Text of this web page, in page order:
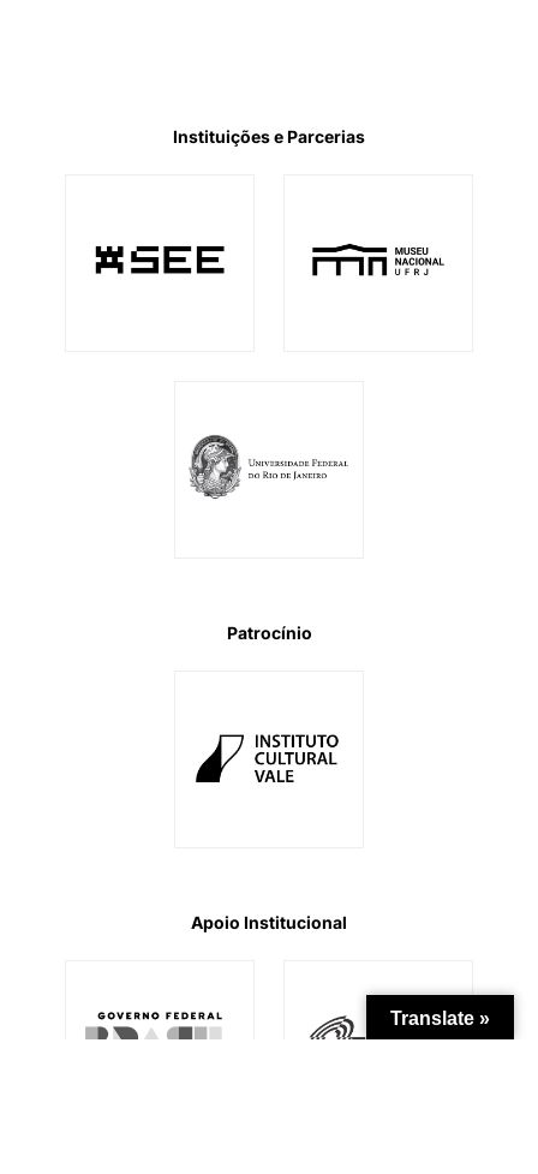
Instituições e Parcerias
Patrocínio
Apoio Institucional
Translate »